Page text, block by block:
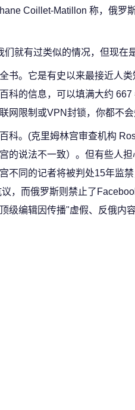
Coillet-Matillon 称，俄罗
就有过类似的情况，但现在
书。它是有史以来最接近人
科的信息，可以填满大约
网限制或VPN封锁，你都不会
科。(克里姆林宫审查机构
的说法不一致）。但有些人
不同的记者将被判处15年监
，而俄罗斯则禁止了
级编辑因传播"虚假、反俄内容